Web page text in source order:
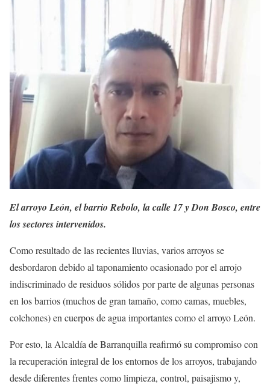
El arroyo León, el barrio Rebolo, la calle 17 y Don Bosco, entre
los sectores intervenidos.
Como resultado de las recientes lluvias, varios arroyos se
desbordaron debido al taponamiento ocasionado por el arrojo
indiscriminado de residuos sólidos por parte de algunas personas
en los barrios (muchos de gran tamaño, como camas, muebles,
colchones) en cuerpos de agua importantes como el arroyo León.
Por esto, la Alcaldía de Barranquilla reafirmó su compromiso con
la recuperación integral de los entornos de los arroyos, trabajando
desde diferentes frentes como limpieza, control, paisajismo y,